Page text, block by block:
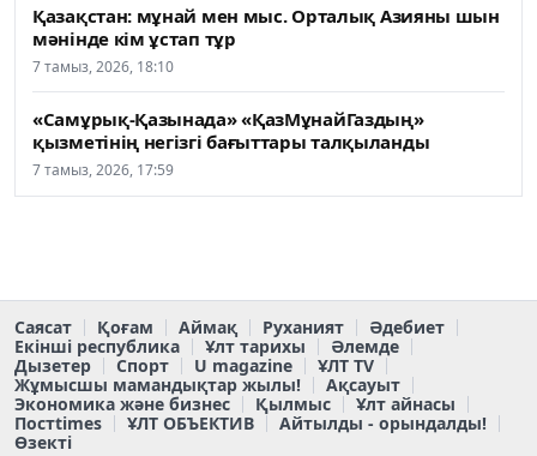
Қазақстан: мұнай мен мыс. Орталық Азияны шын
мәнінде кім ұстап тұр
7 тамыз, 2026, 18:10
«Самұрық-Қазынада» «ҚазМұнайГаздың»
қызметінің негізгі бағыттары талқыланды
7 тамыз, 2026, 17:59
Саясат Қоғам Аймақ Руханият
Әдебиет
Екінші республика
Ұлт тарихы
Әлемде
Дызетер
Спорт U magazine
ҰЛТ TV
Жұмысшы мамандықтар жылы!
Ақсауыт
Экономика және бизнес
Қылмыс
Ұлт айнасы
Постtimes
ҰЛТ ОБЪЕКТИВ
Айтылды - орындалды!
Өзекті